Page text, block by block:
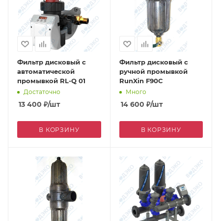
Фильтр дисковый с
автоматической
промывкой RL-Q 01
Достаточно
13 400 ₽/шт
В КОРЗИНУ
Фильтр дисковый с
ручной промывкой
RunXin F90C
Много
14 600 ₽/шт
В КОРЗИНУ